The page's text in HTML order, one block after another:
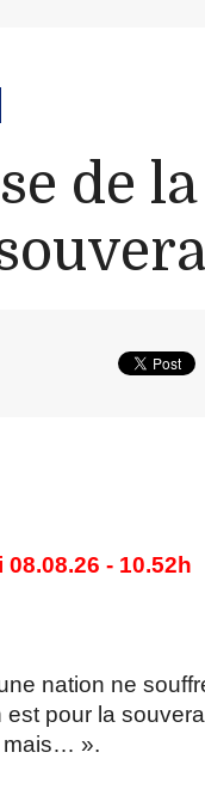
de
- 10.52h
nation ne
pour la
mais… ».